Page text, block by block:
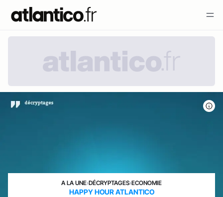
A LA UNE›DÉCRYPTAGES›ECONOMIE
HAPPY HOUR ATLANTICO